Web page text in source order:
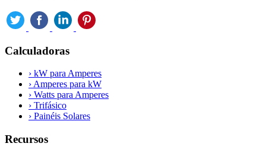
Calculadoras
› kW para Amperes
›Amperes para kW
› Watts para Amperes
› Trifásico
› Painéis Solares
Recursos